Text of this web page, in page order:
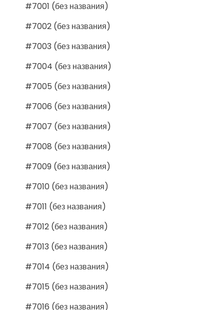
#7001 (без названия)
#7002 (без названия)
#7003 (без названия)
#7004 (без названия)
#7005 (без названия)
#7006 (без названия)
#7007 (без названия)
#7008 (без названия)
#7009 (без названия)
#7010 (без названия)
#7011 (без названия)
#7012 (без названия)
#7013 (без названия)
#7014 (без названия)
#7015 (без названия)
#7016 (без названия)